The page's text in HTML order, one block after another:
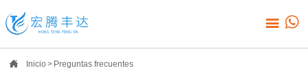
 
 Inicio > Preguntas frecuentes